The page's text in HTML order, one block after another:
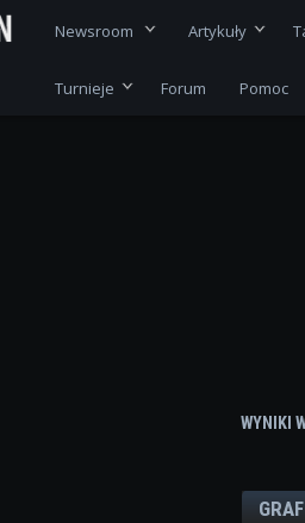
Newsroom Artykuły
Turnieje Forum Pomoc
WYNIKI